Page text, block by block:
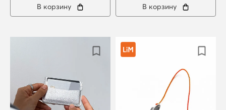
В корзину В корзину